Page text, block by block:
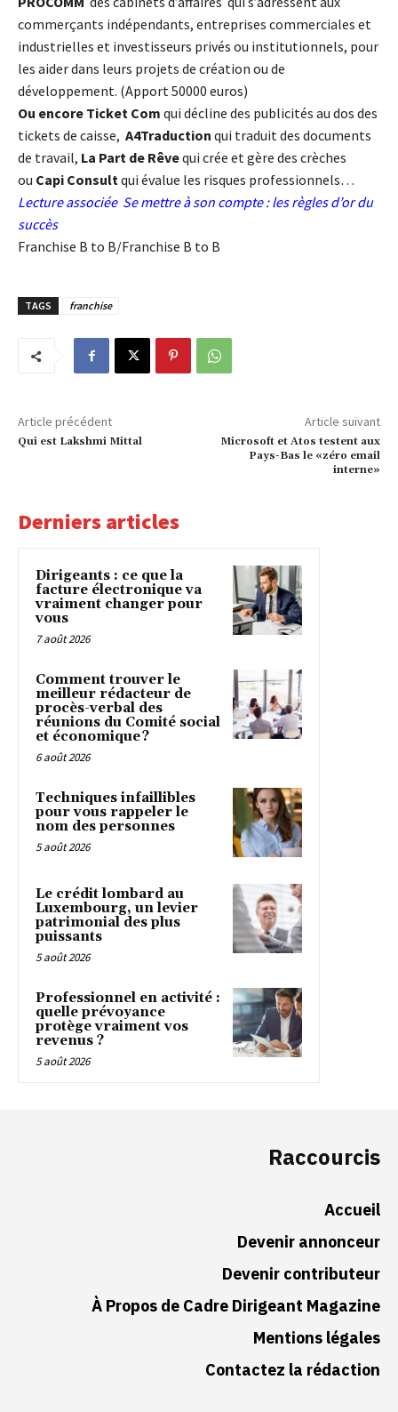
commerçants indépendants, entreprises commerciales et
industrielles et investisseurs privés ou institutionnels, pour
les aider dans leurs projets de création ou de
développement. (Apport 50000 euros)
Ou encore Ticket Com qui décline des publicités au dos des
tickets de caisse, A4Traduction qui traduit des documents
de travail, La Part de Rêvequi crée et gère des crèches
ou Capi Consultqui évalue les risques professionnels…
Lecture associée Se mettre à son compte : les règles d’or du
succès
Franchise B to B/Franchise B to B
TAGS franchise
Article précédent
Qui est Lakshmi Mittal
Article suivant
Microsoft et Atos testent aux
Pays-Bas le «zéro email
interne»
Derniers articles
Dirigeants : ce que la
facture électronique va
vraiment changer pour
vous
7 août 2026
Comment trouver le
meilleur rédacteur de
procès-verbal des
réunions du Comité social
et économique ?
6 août 2026
Techniques infaillibles
pour vous rappeler le
nom des personnes
5 août 2026
Le crédit lombard au
Luxembourg, un levier
patrimonial des plus
puissants
5 août 2026
Professionnel en activité :
quelle prévoyance
protège vraiment vos
revenus ?
5 août 2026
Raccourcis
Accueil
Devenir annonceur
Devenir contributeur
À Propos de Cadre Dirigeant Magazine
Mentions légales
Contactez la rédaction